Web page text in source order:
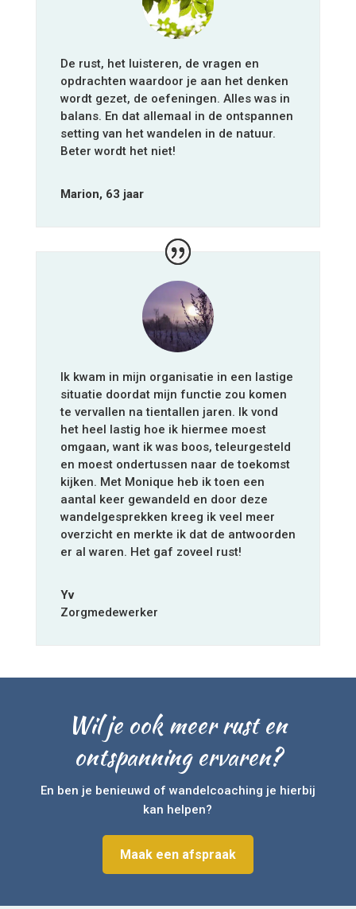
De rust, het luisteren, de vragen en
opdrachten waardoor je aan het denken
wordt gezet, de oefeningen. Alles was in
balans. En dat allemaal in de ontspannen
setting van het wandelen in de natuur.
Beter wordt het niet!
Marion, 63 jaar
Ik kwam in mijn organisatie in een lastige
situatie doordat mijn functie zou komen
te vervallen na tientallen jaren. Ik vond
het heel lastig hoe ik hiermee moest
omgaan, want ik was boos, teleurgesteld
en moest ondertussen naar de toekomst
kijken. Met Monique heb ik toen een
aantal keer gewandeld en door deze
wandelgesprekken kreeg ik veel meer
overzicht en merkte ik dat de antwoorden
er al waren. Het gaf zoveel rust!
Yv
Zorgmedewerker
Wil je ook meer rust en
ontspanning ervaren?
En ben je benieuwd of wandelcoaching je hierbij
kan helpen?
Maak een afspraak